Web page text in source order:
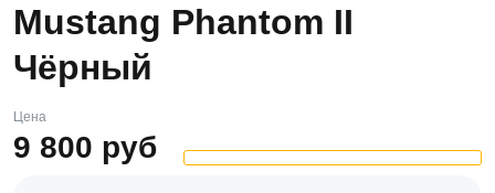
Mustang Phantom II
Чёрный
Цена
9 800 руб